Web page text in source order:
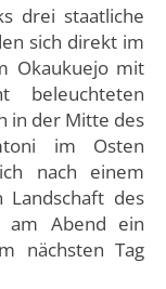
drei staatliche
sich direkt im
Okaukuejo mit
in der Mitte des
im Osten
nach einem
des
am Abend ein
nächsten Tag